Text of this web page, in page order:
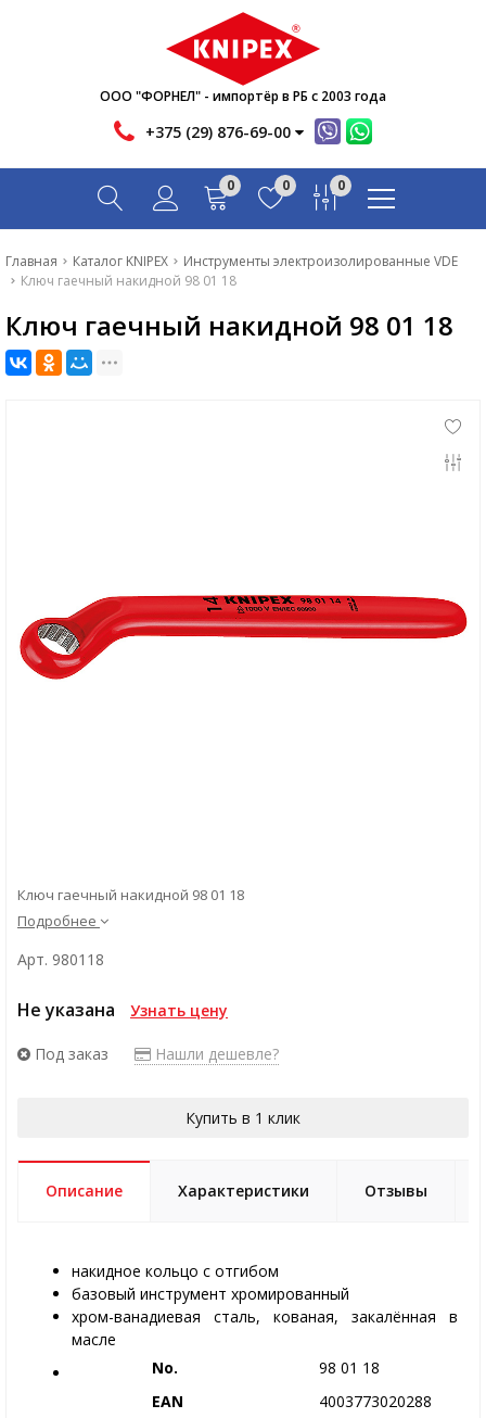
ООО "ФОРНЕЛ" - импортёр в РБ с 2003 года
+375 (29) 876-69-00
Новости
0 0 0
Главная Каталог KNIPEX
Инструменты электроизолированные VDE
Ключ гаечный накидной 98 01 18
Ключ гаечный накидной 98 01 18
Ключ гаечный накидной 98 01 18
Подробнее
Арт. 980118
Не указана Узнать цену
Под заказ Нашли дешевле?
Купить в 1 клик
Описание Характеристики Отзывы
накидное кольцо с отгибом
базовый инструмент хромированный
хром-ванадиевая сталь, кованая, закалённая в
масле
No.
98 01 18
EAN
4003773020288
Новости
Акции
Инфо
Контакты
Вопрос-ответ